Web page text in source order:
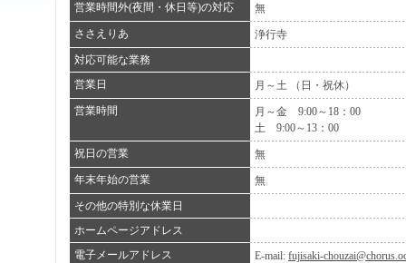
営業時間外(夜間・休日等)の対応
無
ささえりあ
浄行寺
対応可能な業務
営業日
月～土 （日・祝休）
営業時間
月～金 9:00～18：00
土 9:00～13：00
祝日の営業
無
年末年始の営業
無
その他の特別な休業日
ホームページアドレス
電子メールアドレス
E-mail: fujisaki-